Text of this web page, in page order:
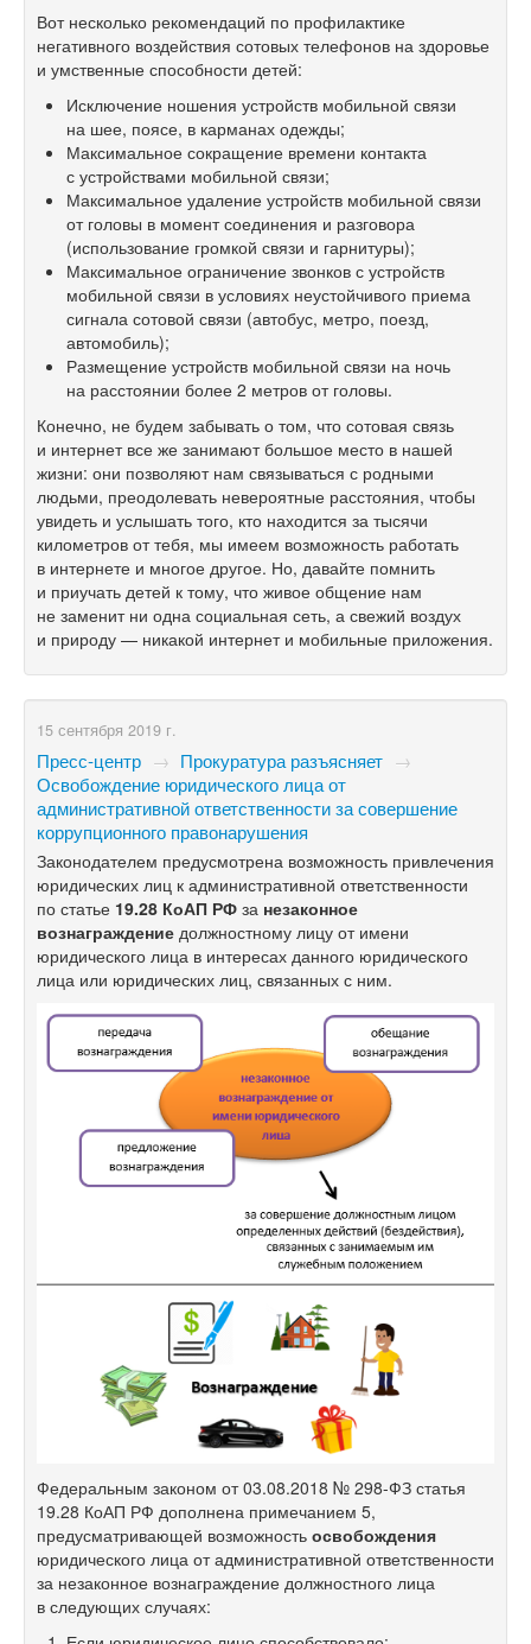
Вот несколько рекомендаций по профилактике
негативного воздействия сотовых телефонов на здоровье
и умственные способности детей:
Исключение ношения устройств мобильной связи
на шее, поясе, в карманах одежды;
Максимальное сокращение времени контакта
с устройствами мобильной связи;
Максимальное удаление устройств мобильной связи
от головы в момент соединения и разговора
(использование громкой связи и гарнитуры);
Максимальное ограничение звонков с устройств
мобильной связи в условиях неустойчивого приема
сигнала сотовой связи (автобус, метро, поезд,
автомобиль);
Размещение устройств мобильной связи на ночь
на расстоянии более 2 метров от головы.
Конечно, не будем забывать о том, что сотовая связь
и интернет все же занимают большое место в нашей
жизни: они позволяют нам связываться с родными
людьми, преодолевать невероятные расстояния, чтобы
увидеть и услышать того, кто находится за тысячи
километров от тебя, мы имеем возможность работать
в интернете и многое другое. Но, давайте помнить
и приучать детей к тому, что живое общение нам
не заменит ни одна социальная сеть, а свежий воздух
и природу — никакой интернет и мобильные приложения.
15 сентября 2019 г.
Пресс-центр → Прокуратура разъясняет →
Освобождение юридического лица от
административной ответственности за совершение
коррупционного правонарушения
Законодателем предусмотрена возможность привлечения
юридических лиц к административной ответственности
по статье 19.28 КоАП РФ за незаконное
вознаграждение должностному лицу от имени
юридического лица в интересах данного юридического
лица или юридических лиц, связанных с ним.
Федеральным законом от 03.08.2018 № 298-ФЗ статья
19.28 КоАП РФ дополнена примечанием 5,
предусматривающей возможность освобождения
юридического лица от административной ответственности
за незаконное вознаграждение должностного лица
в следующих случаях: